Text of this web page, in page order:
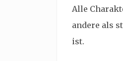
Alle
andere als
ist.